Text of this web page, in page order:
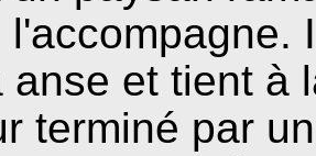
l'accompagne.
anse et tient à
terminé par